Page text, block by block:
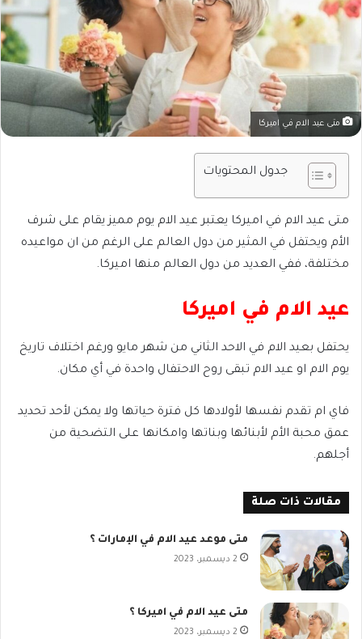
متى عيد الام في اميركا
جدول المحتويات
متى عيد الام في اميركا يعتبر عيد الام يوم مميز يقام على شرف
الأم ويحتفل في المثير من دول العالم على الرغم من ان مواعيده
مختلفة، ففي العديد من دول العالم منها اميركا.
عيد الام في اميركا
يحتفل بعيد الام في الاحد الثاني من شهر مايو ورغم اختلاف تاريخ
يوم الام او عيد الام تبقى روح الاحتفال واحدة في أي مكان.
فاي ام تقدم نفسها لأولادها كل فترة حياتها ولا يمكن لأحد تحديد
عمق محبة الأم لأبنائها وبناتها وامكانها على التضحية من
أجلهم.
مقالات ذات صلة
متى موعد عيد الام في الإمارات ؟
2 ديسمبر، 2023
متى عيد الام في اميركا ؟
2 ديسمبر، 2023